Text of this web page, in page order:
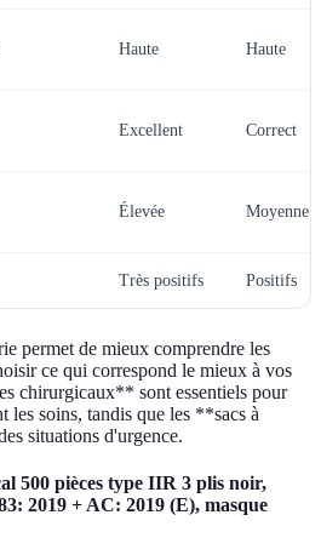
Haute Haute
Excellent Correct
Élevée Moyenne
Très positifs Positifs
permet de mieux comprendre les
ce qui correspond le mieux à vos
chirurgicaux** sont essentiels pour
les soins, tandis que les **sacs à
situations d'urgence.
500 pièces type IIR 3 plis noir,
2019 + AC: 2019 (E), masque